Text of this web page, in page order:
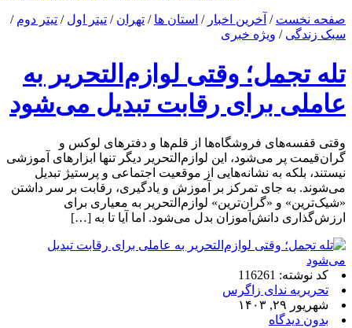
صفحه نخست / آخرین اخبار / استان ها / تهران / تیتر اول / تیتر دوم /
سبک زندگی / ویژه خبری
تله تجمل؛ وقتی لوازم‌التحریر به
عاملی برای رقابت تبدیل می‌شود
وقتی قفسه‌های فروشگاه‌ها از قلم‌ها و دفترهای لوکس و
گران‌قیمت پر می‌شود، این لوازم‌التحریر دیگر تنها ابزارهای آموزشی
نیستند، بلکه به نشانه‌هایی از موقعیت اجتماعی و پرستیژ تبدیل
می‌شوند. به جای تمرکز بر آموزش و یادگیری، رقابت بر سر داشتن
«شیک‌ترین» و «گران‌ترین» لوازم‌التحریر به معیاری برای
ارزش‌گذاری دانش‌آموزان بدل می‌شود. اما آیا تا به […]
کد نوشته: 116261
تحریریه ندای زاگرس
شهریور ۲۹, ۱۴۰۳
بدون دیدگاه